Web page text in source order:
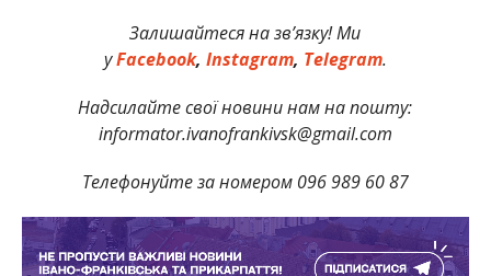
Залишайтеся на зв’язку! Ми
уFacebook, Instagram, Telegram.
Надсилайте свої новини нам на пошту:
informator.ivanofrankivsk@gmail.com
Телефонуйте за номером 096 989 60 87